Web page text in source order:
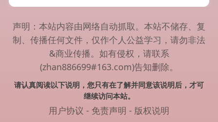
声明：本站内容由网络自动抓取。本站不储存、复
制、传播任何文件，仅作个人公益学习，请勿非法
&商业传播。如有侵权，请联系
(zhan886699#163.com)告知删除。
请认真阅读以下说明，您只有在了解并同意该说明后，才可
继续访问本站。
用户协议 - 免责声明 - 版权说明